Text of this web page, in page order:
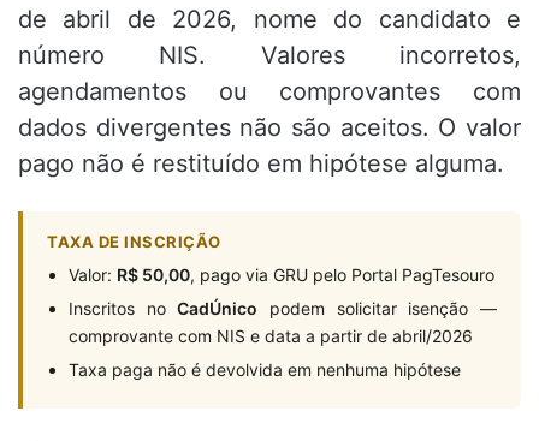
de abril de 2026, nome do candidato e
número NIS. Valores incorretos,
agendamentos ou comprovantes com
dados divergentes não são aceitos. O valor
pago não é restituído em hipótese alguma.
TAXA DE INSCRIÇÃO
Valor: R$ 50,00, pago via GRU pelo Portal PagTesouro
Inscritos noCadÚnico podem solicitar isenção —
comprovante com NIS e data a partir de abril/2026
Taxa paga não é devolvida em nenhuma hipótese